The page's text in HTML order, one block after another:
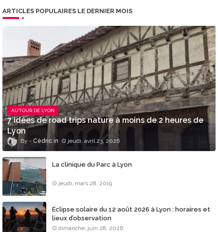
ARTICLES POPULAIRES LE DERNIER MOIS
AUTOUR DE LYON
7 idées de road trips nature à moins de 2 heures de
Lyon
Cédric jeudi, avril 23, 2026
La clinique du Parc à Lyon
jeudi, mars 28, 2019
Éclipse solaire du 12 août 2026 à Lyon : horaires et
lieux d’observation
dimanche, juin 28, 2026